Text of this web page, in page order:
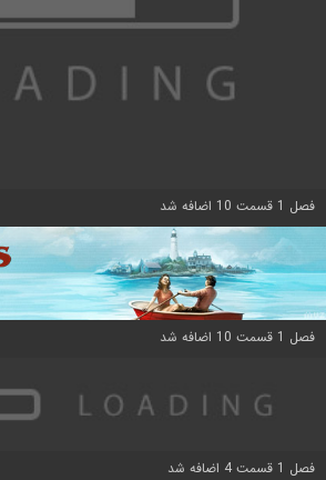
فصل 1 قسمت 10 اضافه شد
فصل 1 قسمت 10 اضافه شد
فصل 1 قسمت 4 اضافه شد